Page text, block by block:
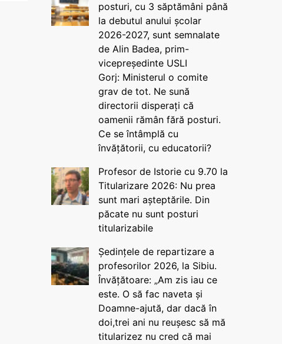
posturi, cu 3 săptămâni până
la debutul anului școlar
2026-2027, sunt semnalate
de Alin Badea, prim-
vicepreședinte USLI
Gorj: Ministerul o comite
grav de tot. Ne sună
directorii disperați că
oamenii rămân fără posturi.
Ce se întâmplă cu
învățătorii, cu educatorii?
Profesor de Istorie cu 9.70 la
Titularizare 2026: Nu prea
sunt mari așteptările. Din
păcate nu sunt posturi
titularizabile
Ședințele de repartizare a
profesorilor 2026, la Sibiu.
Învățătoare: „Am zis iau ce
este. O să fac naveta și
Doamne-ajută, dar dacă în
doi,trei ani nu reușesc să mă
titularizez nu cred că mai